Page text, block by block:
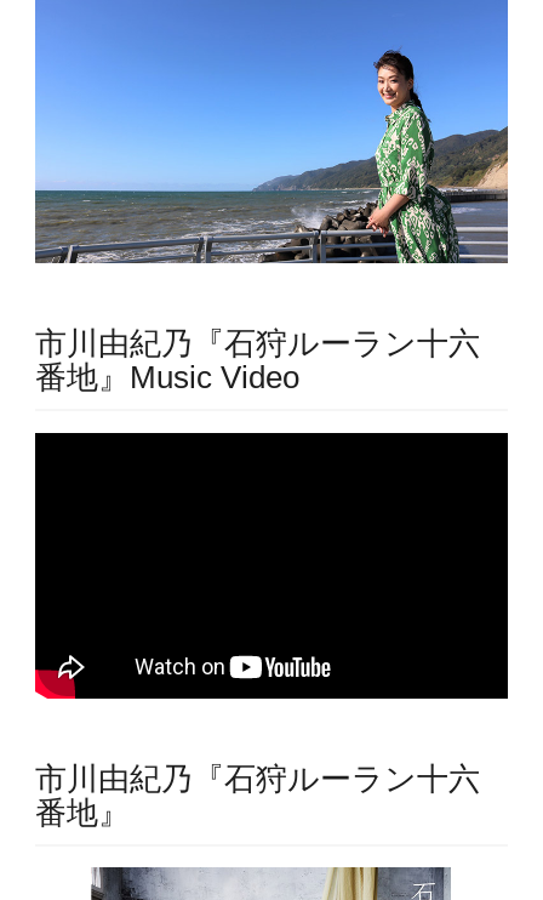
市川由紀乃『石狩ルーラン十六
番地』Music Video
市川由紀乃『石狩ルーラン十六
番地』